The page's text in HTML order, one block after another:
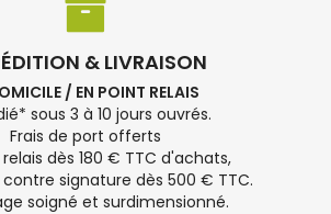
& LIVRAISON
/ EN POINT RELAIS
sous 3 à 10 jours ouvrés.
Frais de port offerts
dès 180 € TTC d'achats,
signature dès 500 € TTC.
soigné et surdimensionné.